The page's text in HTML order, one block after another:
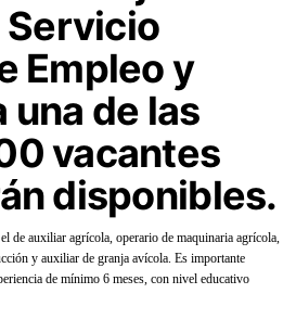
Servicio
Empleo y
una de las
vacantes
disponibles.
de auxiliar agrícola, operario de maquinaria agrícola,
y auxiliar de granja avícola. Es importante
de mínimo 6 meses, con nivel educativo